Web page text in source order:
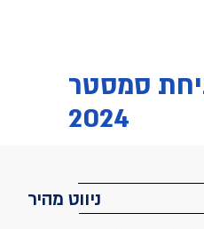
סמסטר
2024
ניווט מהיר